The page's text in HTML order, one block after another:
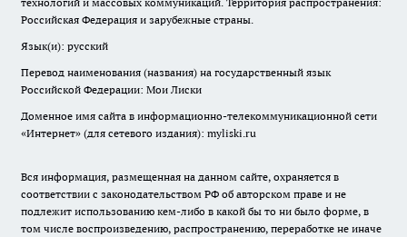
Российская Федерация и зарубежные страны.
Язык(и): русский
Перевод наименования (названия) на государственный язык
Российской Федерации: Мои Лиски
Доменное имя сайта в информационно-телекоммуникационной сети
«Интернет» (для сетевого издания): myliski.ru
Вся информация, размещенная на данном сайте, охраняется в
соответствии с законодательством РФ об авторском праве и не
подлежит использованию кем-либо в какой бы то ни было форме, в
том числе воспроизведению, распространению, переработке не иначе